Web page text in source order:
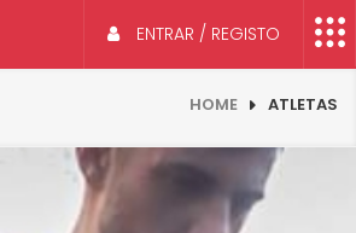
ENTRAR / REGISTO
HOME ATLETAS